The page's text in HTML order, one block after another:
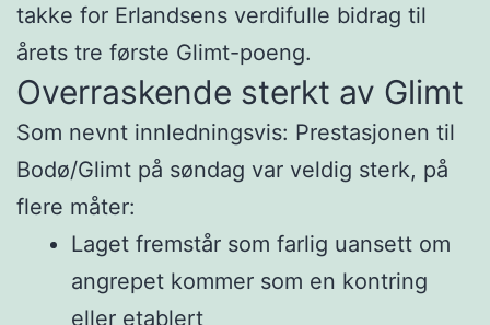
takke for Erlandsens verdifulle bidrag til
årets tre første Glimt-poeng.
Overraskende sterkt av Glimt
Som nevnt innledningsvis: Prestasjonen til
Bodø/Glimt på søndag var veldig sterk, på
flere måter:
Laget fremstår som farlig uansett om
angrepet kommer som en kontring
eller etablert